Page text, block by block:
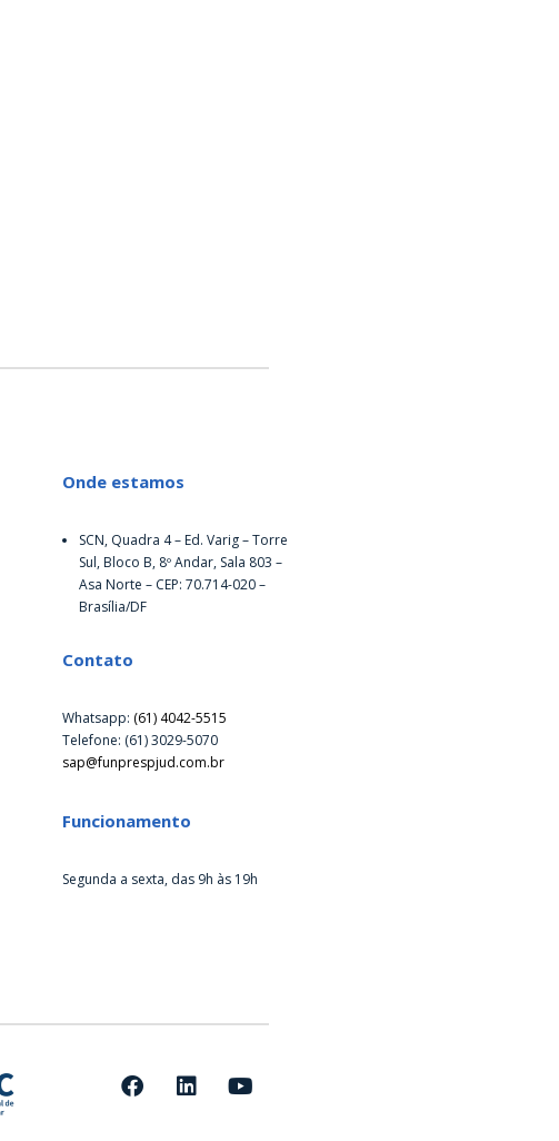
Onde estamos
SCN, Quadra 4 – Ed. Varig – Torre
Sul, Bloco B, 8º Andar, Sala 803 –
Asa Norte – CEP: 70.714-020 –
Brasília/DF
Contato
Whatsapp: (61) 4042-5515
Telefone: (61) 3029-5070
sap@funprespjud.com.br
Funcionamento
Segunda a sexta, das 9h às 19h